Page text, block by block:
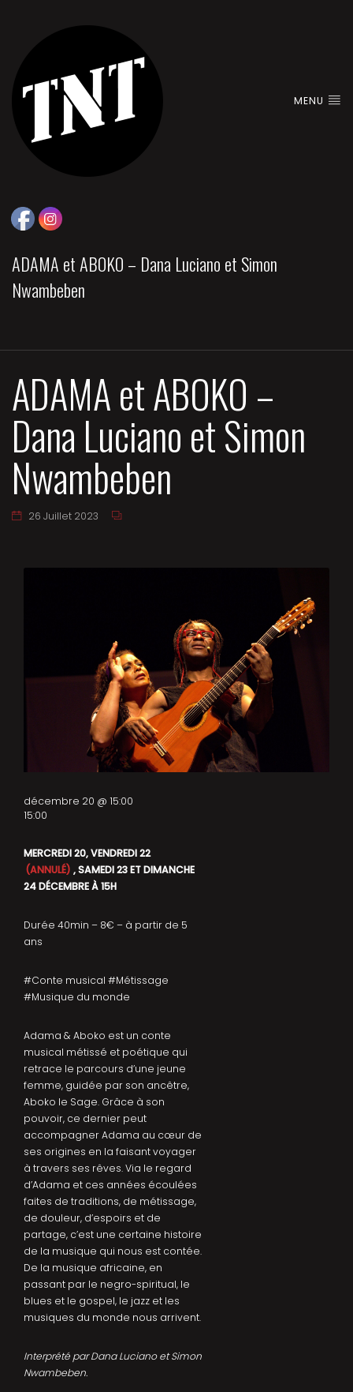
MENU
ADAMA et ABOKO – Dana Luciano et Simon
Nwambeben
ADAMA et ABOKO –
Dana Luciano et Simon
Nwambeben
26 Juillet 2023
MERCREDI 20, VENDREDI 22
(ANNULÉ) , SAMEDI 23 ET DIMANCHE
24 DÉCEMBRE À 15H
Durée 40min – 8€ – à partir de 5
ans
#Conte musical #Métissage
#Musique du monde
Adama & Aboko est un conte
musical métissé et poétique qui
retrace le parcours d’une jeune
femme, guidée par son ancêtre,
Aboko le Sage. Grâce à son
pouvoir, ce dernier peut
accompagner Adama au cœur de
ses origines en la faisant voyager
à travers ses rêves. Via le regard
d’Adama et ces années écoulées
faites de traditions, de métissage,
de douleur, d’espoirs et de
partage, c’est une certaine histoire
de la musique qui nous est contée.
De la musique africaine, en
passant par le negro-spiritual, le
blues et le gospel, le jazz et les
musiques du monde nous arrivent.
Interprété par Dana Luciano et Simon
Nwambeben.
décembre 20 @ 15:00
15:00